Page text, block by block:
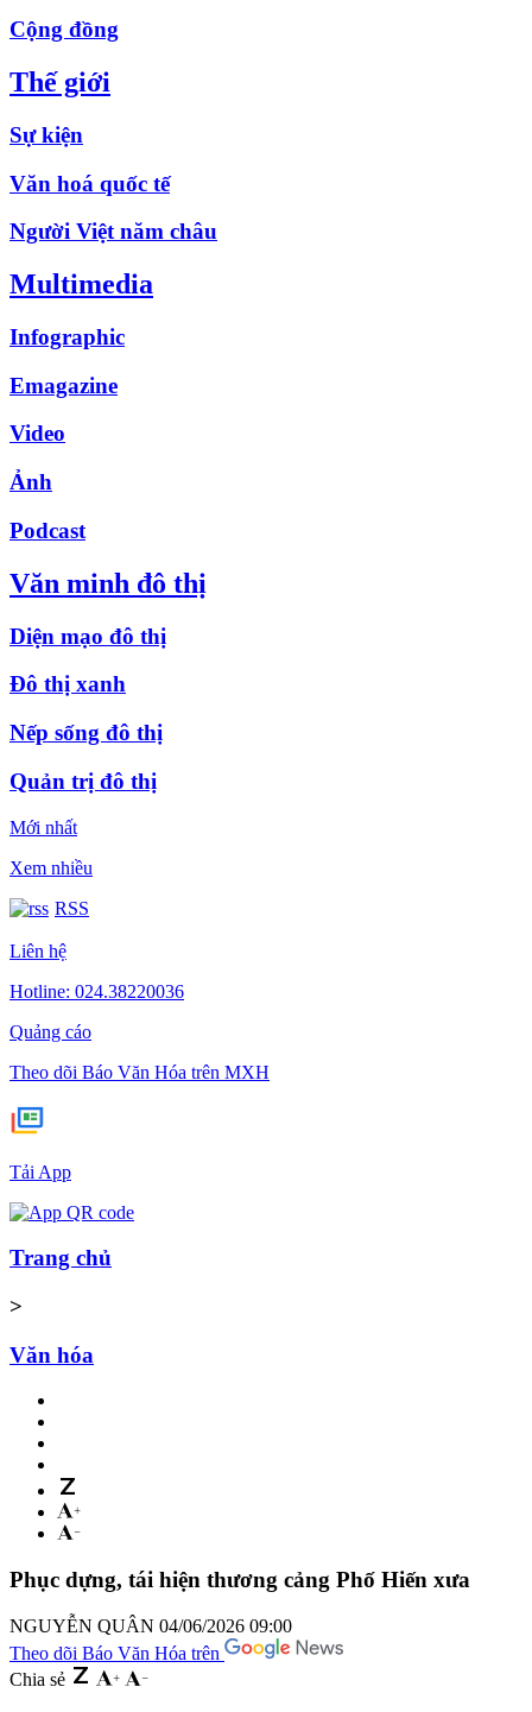
Cộng đồng
Thế giới
Sự kiện
Văn hoá quốc tế
Người Việt năm châu
Multimedia
Infographic
Emagazine
Video
Ảnh
Podcast
Văn minh đô thị
Diện mạo đô thị
Đô thị xanh
Nếp sống đô thị
Quản trị đô thị
Mới nhất
Xem nhiều
RSS
Liên hệ
Hotline: 024.38220036
Quảng cáo
Theo dõi Báo Văn Hóa trên MXH
Tải App
Trang chủ
>
Văn hóa
Phục dựng, tái hiện thương cảng Phố Hiến xưa
NGUYỄN QUÂN 04/06/2026 09:00
Theo dõi Báo Văn Hóa trên
Chia sẻ